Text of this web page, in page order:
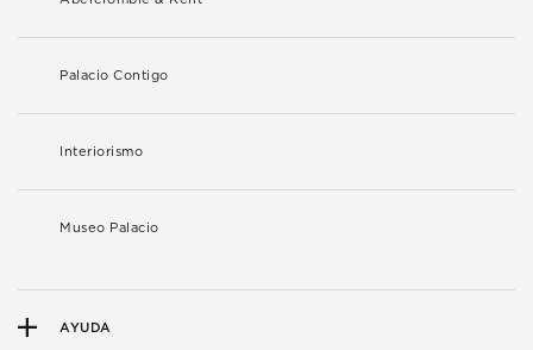
Palacio Contigo
Interiorismo
Museo Palacio
AYUDA